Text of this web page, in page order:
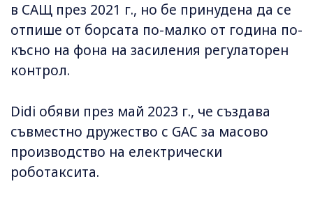
в САЩ през 2021 г., но бе принудена да се
отпише от борсата по-малко от година по-
късно на фона на засиления регулаторен
контрол.
Didi обяви през май 2023 г., че създава
съвместно дружество с GAC за масово
производство на електрически
роботаксита.